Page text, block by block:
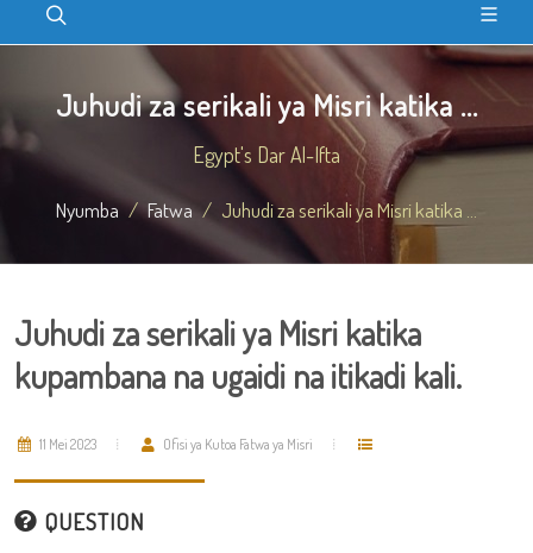
Juhudi za serikali ya Misri katika ...
Egypt's Dar Al-Ifta
Nyumba Fatwa Juhudi za serikali ya Misri katika ...
Juhudi za serikali ya Misri katika
kupambana na ugaidi na itikadi kali.
11 Mei 2023 Ofisi ya Kutoa Fatwa ya Misri
QUESTION